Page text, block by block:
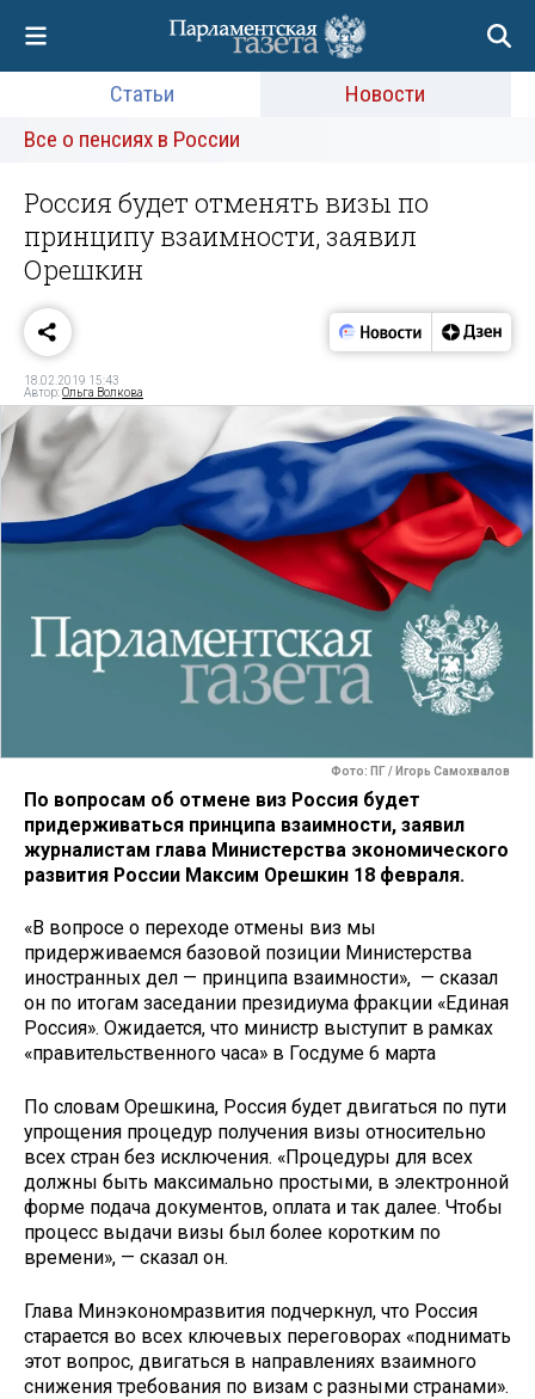
Статьи
Новости
Все о пенсиях в России
Россия будет отменять визы по
принципу взаимности, заявил
Орешкин
18.02.2019 15:43
Автор:Ольга Волкова
Фото: ПГ / Игорь Самохвалов
По вопросам об отмене виз Россия будет
придерживаться принципа взаимности, заявил
журналистам глава Министерства экономического
развития России Максим Орешкин 18 февраля.
«В вопросе о переходе отмены виз мы
придерживаемся базовой позиции Министерства
иностранных дел — принципа взаимности», — сказал
он по итогам заседании президиума фракции «Единая
Россия». Ожидается, что министр выступит в рамках
«правительственного часа» в Госдуме 6 марта
По словам Орешкина, Россия будет двигаться по пути
упрощения процедур получения визы относительно
всех стран без исключения. «Процедуры для всех
должны быть максимально простыми, в электронной
форме подача документов, оплата и так далее. Чтобы
процесс выдачи визы был более коротким по
времени», — сказал он.
Глава Минэкономразвития подчеркнул, что Россия
старается во всех ключевых переговорах «поднимать
этот вопрос, двигаться в направлениях взаимного
снижения требования по визам с разными странами».